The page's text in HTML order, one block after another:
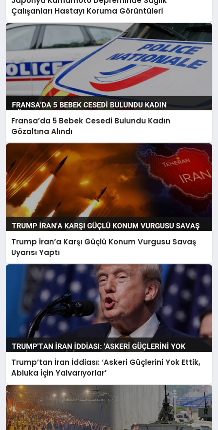
Çalışanları Hastayı Koruma Görüntüleri
Fransa’da 5 Bebek Cesedi Bulundu Kadın
Gözaltına Alındı
Trump İran’a Karşı Güçlü Konum Vurgusu Savaş
Uyarısı Yaptı
Trump’tan İran İddiası: ‘Askeri Güçlerini Yok Ettik,
Abluka İçin Yalvarıyorlar’